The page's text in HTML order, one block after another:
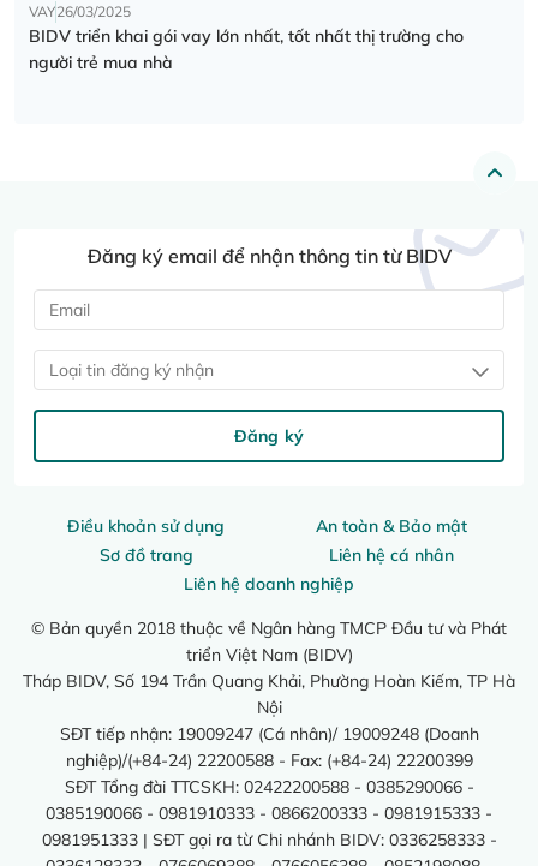
VAY26/03/2025
BIDV triển khai gói vay lớn nhất, tốt nhất thị trường cho
người trẻ mua nhà
Điều khoản sử dụng
An toàn & Bảo mật
Sơ đồ trang
Liên hệ cá nhân
Liên hệ doanh nghiệp
© Bản quyền 2018 thuộc về Ngân hàng TMCP Đầu tư và Phát
triển Việt Nam (BIDV)
Tháp BIDV, Số 194 Trần Quang Khải, Phường Hoàn Kiếm, TP Hà
Nội
SĐT tiếp nhận: 19009247 (Cá nhân)/ 19009248 (Doanh
nghiệp)/(+84-24) 22200588 - Fax: (+84-24) 22200399
SĐT Tổng đài TTCSKH: 02422200588 - 0385290066 -
0385190066 - 0981910333 - 0866200333 - 0981915333 -
0981951333 | SĐT gọi ra từ Chi nhánh BIDV: 0336258333 -
Đăng ký email để nhận thông tin từ BIDV
Loại tin đăng ký nhận
Đăng ký